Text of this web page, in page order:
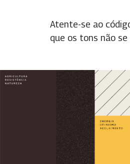
Atente-se ao
que os tons não